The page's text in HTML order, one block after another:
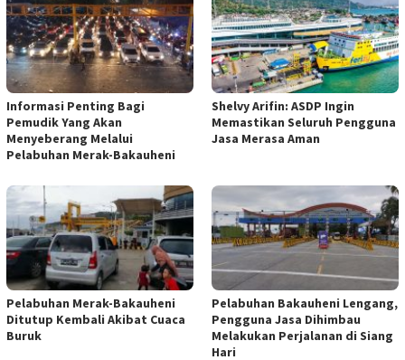
Informasi Penting Bagi
Pemudik Yang Akan
Menyeberang Melalui
Pelabuhan Merak-Bakauheni
Shelvy Arifin: ASDP Ingin
Memastikan Seluruh Pengguna
Jasa Merasa Aman
Pelabuhan Merak-Bakauheni
Ditutup Kembali Akibat Cuaca
Buruk
Pelabuhan Bakauheni Lengang,
Pengguna Jasa Dihimbau
Melakukan Perjalanan di Siang
Hari